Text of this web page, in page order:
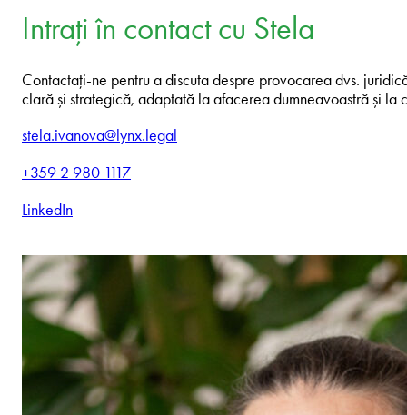
Intrați în contact cu Stela
Contactați-ne pentru a discuta despre provocarea dvs.
clară și strategică, adaptată la afacerea dumneavoastră și la
stela.ivanova@lynx.legal
+359 2 980 1117
LinkedIn